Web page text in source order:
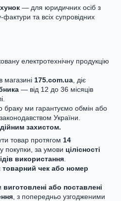
— для юридичних осіб з
та всіх супровідних
електротехнічну продукцію
магазині 175.com.ua , діє
— від 12 до 36 місяців
браку ми гарантуємо обмін або
України.
захистом.
товар протягом 14
покупки, за умови цілісності
використання
товарний чек або номер
виготовлені або поставлені
, з попередньо узгодженими